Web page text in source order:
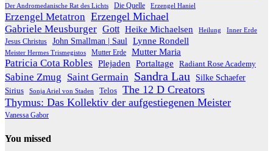
Der Andromedanische Rat des Lichts Die Quelle Erzengel Haniel
Erzengel Metatron Erzengel Michael
Gabriele Meusburger Gott Heike Michaelsen Heilung Inner Erde
Jesus Christus John Smallman | Saul Lynne Rondell
Meister Hermes Trismegistos Mutter Erde Mutter Maria
Patricia Cota Robles Plejaden Portaltage Radiant Rose Academy
Sabine Zmug Saint Germain Sandra Lau Silke Schaefer
Sirius Sonja Ariel von Staden Telos The 12 D Creators
Thymus: Das Kollektiv der aufgestiegenen Meister
Vanessa Gabor
You missed